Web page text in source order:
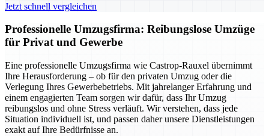
Jetzt schnell vergleichen
Professionelle Umzugsfirma: Reibungslose Umzüge
für Privat und Gewerbe
Eine professionelle Umzugsfirma wie Castrop-Rauxel übernimmt
Ihre Herausforderung – ob für den privaten Umzug oder die
Verlegung Ihres Gewerbebetriebs. Mit jahrelanger Erfahrung und
einem engagierten Team sorgen wir dafür, dass Ihr Umzug
reibungslos und ohne Stress verläuft. Wir verstehen, dass jede
Situation individuell ist, und passen daher unsere Dienstleistungen
exakt auf Ihre Bedürfnisse an.